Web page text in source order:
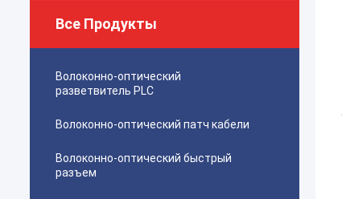
Все Продукты
Волоконно-оптический
разветвитель PLC
Волоконно-оптический патч кабели
Волоконно-оптический быстрый
разъем